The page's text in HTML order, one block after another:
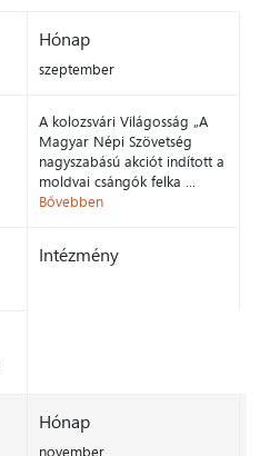
Hónap
szeptember
A kolozsvári Világosság „A
Magyar Népi Szövetség
nagyszabású akciót indított a
moldvai csángók felka ...
Bővebben
Intézmény
Hónap
november